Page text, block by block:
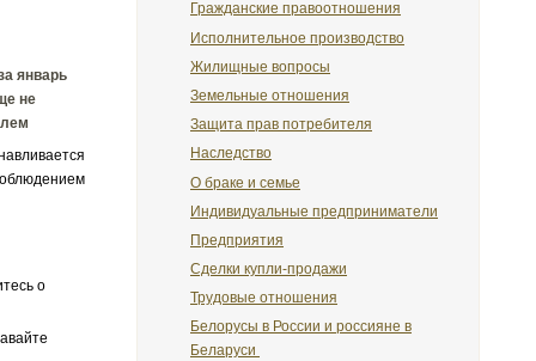
январь
не
о
Гражданские правоотношения
Исполнительное производство
Жилищные вопросы
Земельные отношения
Защита прав потребителя
Наследство
О браке и семье
Индивидуальные предприниматели
Предприятия
Сделки купли-продажи
Трудовые отношения
Белорусы в России и россияне в
Беларуси